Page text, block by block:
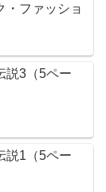
・ファッショ
説3（5ペー
説1（5ペー